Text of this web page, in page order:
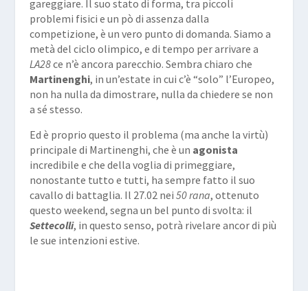
gareggiare. Il suo stato di forma, tra piccoli
problemi fisici e un pò di assenza dalla
competizione, è un vero punto di domanda. Siamo a
metà del ciclo olimpico, e di tempo per arrivare a
LA28ce n’è ancora parecchio. Sembra chiaro che
Martinenghi, in un’estate in cui c’è “solo” l’Europeo,
non ha nulla da dimostrare, nulla da chiedere se non
a sé stesso.
Ed è proprio questo il problema (ma anche la virtù)
principale di Martinenghi, che è un agonista
incredibile e che della voglia di primeggiare,
nonostante tutto e tutti, ha sempre fatto il suo
cavallo di battaglia. Il 27.02 nei 50 rana, ottenuto
questo weekend, segna un bel punto di svolta: il
Settecolli, in questo senso, potrà rivelare ancor di più
le sue intenzioni estive.